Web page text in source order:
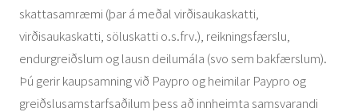
skattasamræmi (þar á meðal virðisaukaskatti,
virðisaukaskatti, söluskatti o.s.frv.), reikningsfærslu,
endurgreiðslum og lausn deilumála (svo sem bakfærslum).
Þú gerir kaupsamning við Paypro og heimilar Paypro og
greiðslusamstarfsaðilum þess að innheimta samsvarandi